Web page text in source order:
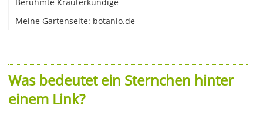
Meine Gartenseite: botanio.de
Was bedeutet ein Sternchen hinter
einem Link?